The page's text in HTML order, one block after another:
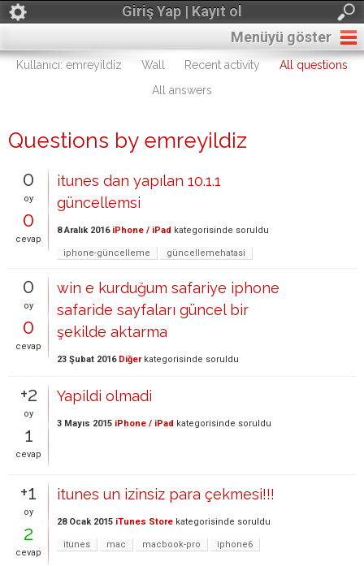
Giriş Yap | Kayıt ol
Menüyü göster
Kullanıcı: emreyildiz Wall Recent activity
All questions
All answers
Questions by emreyildiz
0
oy
0
cevap
itunes dan yapılan 10.1.1
güncellemsi
8 Aralık 2016 iPhone / iPad kategorisinde soruldu
iphone-güncelleme güncellemehatasi
0
oy
0
cevap
win e kurduğum safariye iphone
safaride sayfaları güncel bir
şekilde aktarma
23 Şubat 2016 Diğerkategorisinde soruldu
+2
oy
1
cevap
Yapildi olmadi
3 Mayıs 2015 iPhone / iPad kategorisinde soruldu
+1
oy
2
cevap
itunes un izinsiz para çekmesi!!!
28 Ocak 2015 iTunes Store kategorisinde soruldu
itunes mac macbook-pro iphone6